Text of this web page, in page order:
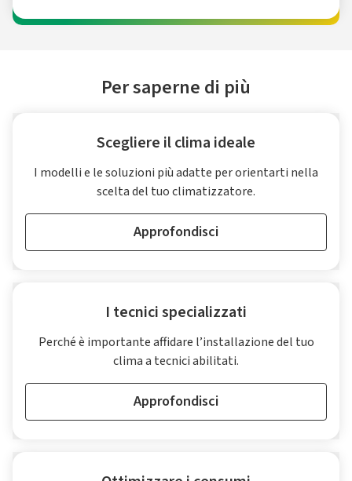
Per saperne di più
Scegliere il clima ideale
I modelli e le soluzioni più adatte per orientarti nella
scelta del tuo climatizzatore.
Approfondisci
I tecnici specializzati
Perché è importante affidare l’installazione del tuo
clima a tecnici abilitati.
Approfondisci